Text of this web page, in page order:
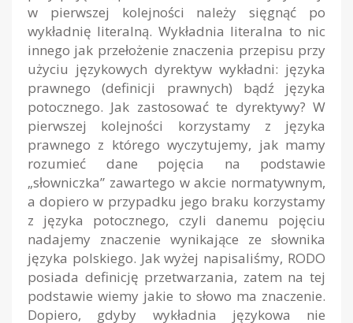
w pierwszej kolejności należy sięgnąć po
wykładnię literalną. Wykładnia literalna to nic
innego jak przełożenie znaczenia przepisu przy
użyciu językowych dyrektyw wykładni: języka
prawnego (definicji prawnych) bądź języka
potocznego. Jak zastosować te dyrektywy? W
pierwszej kolejności korzystamy z języka
prawnego z którego wyczytujemy, jak mamy
rozumieć dane pojęcia na podstawie
„słowniczka” zawartego w akcie normatywnym,
a dopiero w przypadku jego braku korzystamy
z języka potocznego, czyli danemu pojęciu
nadajemy znaczenie wynikające ze słownika
języka polskiego. Jak wyżej napisaliśmy, RODO
posiada definicję przetwarzania, zatem na tej
podstawie wiemy jakie to słowo ma znaczenie.
Dopiero, gdyby wykładnia językowa nie